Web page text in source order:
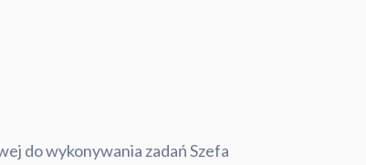
do wykonywania zadań Szefa